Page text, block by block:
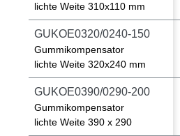
lichte Weite 310x110 mm
GUKOE0320/0240-150
Gummikompensator
lichte Weite 320x240 mm
GUKOE0390/0290-200
Gummikompensator
lichte Weite 390 x 290